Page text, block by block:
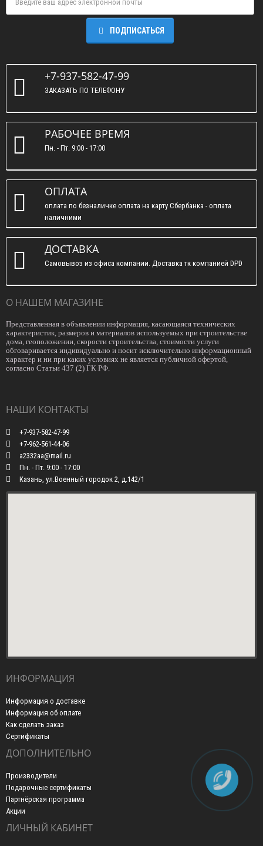
ПОДПИСАТЬСЯ
+7-937-582-47-99
ЗАКАЗАТЬ ПО ТЕЛЕФОНУ
РАБОЧЕЕ ВРЕМЯ
Пн. - Пт. 9:00 - 17:00
ОПЛАТА
оплата по безналичке оплата на карту Сбербанка - оплата
наличними
ДОСТАВКА
Самовывоз из офиса компании. Доставка тк компанией DPD
О НАШЕМ МАГАЗИНЕ
Представленная в объявлении информация, касающаяся технических
характеристик, размеров и материалов используемых при строительстве
дома, геоположении, скорости строительства, стоимости услуги
обговаривается индивидуально и носит исключительно информационный
характер и ни при каких условиях не является публичной офертой,
согласно Статьи 437 (2) ГК РФ.
НАШИ КОНТАКТЫ
+7-937-582-47-99
+7-962-561-44-06
a2332aa@mail.ru
Пн. - Пт. 9:00 - 17:00
Казань, ул.Военный городок 2, д.142/1
ИНФОРМАЦИЯ
Информация о доставке
Информация об оплате
Как сделать заказ
Сертификаты
ДОПОЛНИТЕЛЬНО
Производители
Подарочные сертификаты
Партнёрская программа
Акции
ЛИЧНЫЙ КАБИНЕТ